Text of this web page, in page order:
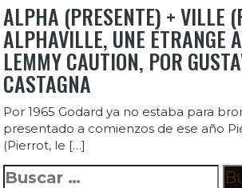
ALPHA (PRESENTE) + VILLE
ALPHAVILLE, UNE ETRANGE
LEMMY CAUTION, POR
CASTAGNA
Por 1965 Godard ya no estaba para
presentado a comienzos de ese año
(Pierrot, le […]
Buscar: